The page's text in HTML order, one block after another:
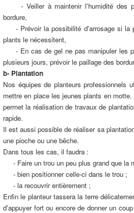
- Veiller à maintenir l'humidité des
bordure,
- Prévoir la possibilité d'arrosage si la
plants le nécessitent,
- En cas de gel ne pas manipuler les
plusieurs jours, prévoir le paillage des
b- Plantation
Nos équipes de planteurs professionnels
mettre en place les jeunes plants en
permet la réalisation de travaux de
rapide.
Il est aussi possible de réaliser sa
une pioche ou une bêche.
Dans tous les cas, il faudra :
- Faire un trou un peu plus grand que la
- bien positionner celle-ci dans le trou ;
- la recouvrir entièrement ;
Enfin le planteur tassera la terre
d'appuyer fort ou encore de donner un